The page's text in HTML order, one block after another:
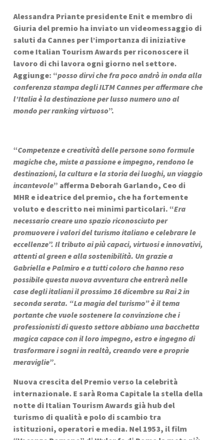
Alessandra Priante presidente Enit e membro di
Giuria del premio ha inviato un videomessaggio di
saluti da Cannes per l’importanza di iniziative
come Italian Tourism Awards per riconoscere il
lavoro di chi lavora ogni giorno nel settore.
Aggiunge: “posso dirvi che fra poco andrò in onda alla
conferenza stampa degli ILTM Cannes per affermare che
l’Italia è la destinazione per lusso numero uno al
mondo per ranking virtuoso”.
“Competenze e creatività delle persone sono formule
magiche che, miste a passione e impegno, rendono le
destinazioni, la cultura e la storia dei luoghi, un viaggio
incantevole” afferma Deborah Garlando, Ceo di
MHR e ideatrice del premio, che ha fortemente
voluto e descritto nei minimi particolari. “Era
necessario creare uno spazio riconosciuto per
promuovere i valori del turismo italiano e celebrare le
eccellenze”. Il tributo ai più capaci, virtuosi e innovativi,
attenti al green e alla sostenibilità. Un grazie a
Gabriella e Palmiro e a tutti coloro che hanno reso
possibile questa nuova avventura che entrerà nelle
case degli italiani il prossimo 16 dicembre su Rai 2 in
seconda serata. “La magia del turismo” è il tema
portante che vuole sostenere la convinzione che i
professionisti di questo settore abbiano una bacchetta
magica capace con il loro impegno, estro e ingegno di
trasformare i sogni in realtà, creando vere e proprie
meraviglie”.
Nuova crescita del Premio verso la celebrità
internazionale. E sarà Roma Capitale la stella della
notte di Italian Tourism Awards già hub del
turismo di qualità e polo di scambio tra
istituzioni, operatori e media. Nel 1953, il film